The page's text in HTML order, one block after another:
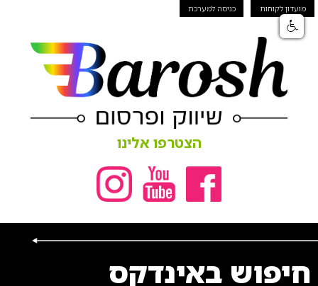
מועדון לקוחות כניסה למערכת
הצטרפו אלינו
חיפוש באינדקס